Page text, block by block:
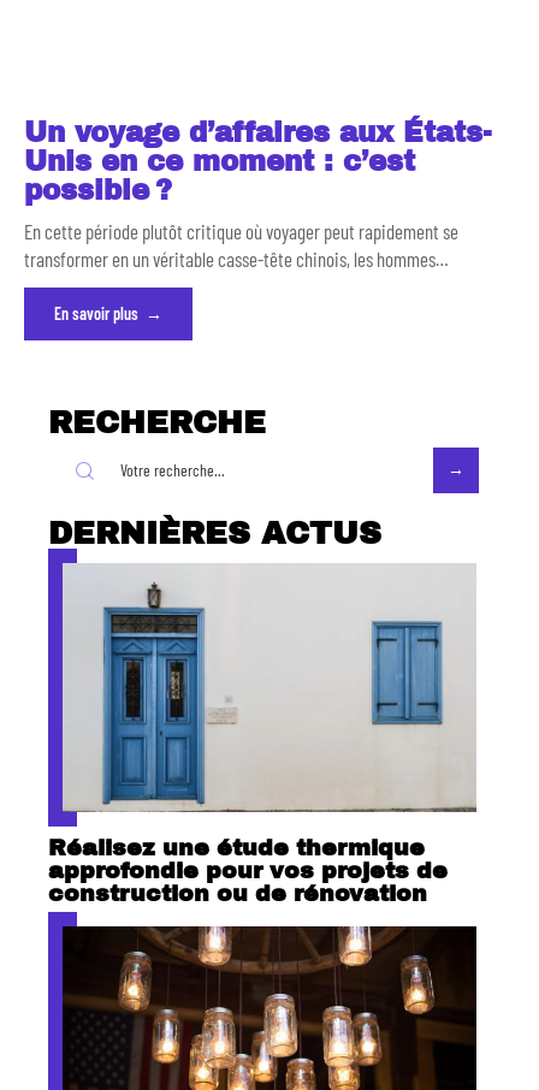
Un voyage d’affaires aux États-
Unis en ce moment : c’est
possible ?
En cette période plutôt critique où voyager peut rapidement se
transformer en un véritable casse-tête chinois, les hommes…
En savoir plus
RECHERCHE
DERNIÈRES ACTUS
Réalisez une étude thermique
approfondie pour vos projets de
construction ou de rénovation